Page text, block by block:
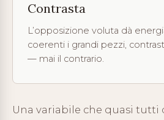
Contrasta
L’opposizione voluta dà
coerenti i grandi pezzi,
— mai il contrario.
Una variabile che quasi tutti